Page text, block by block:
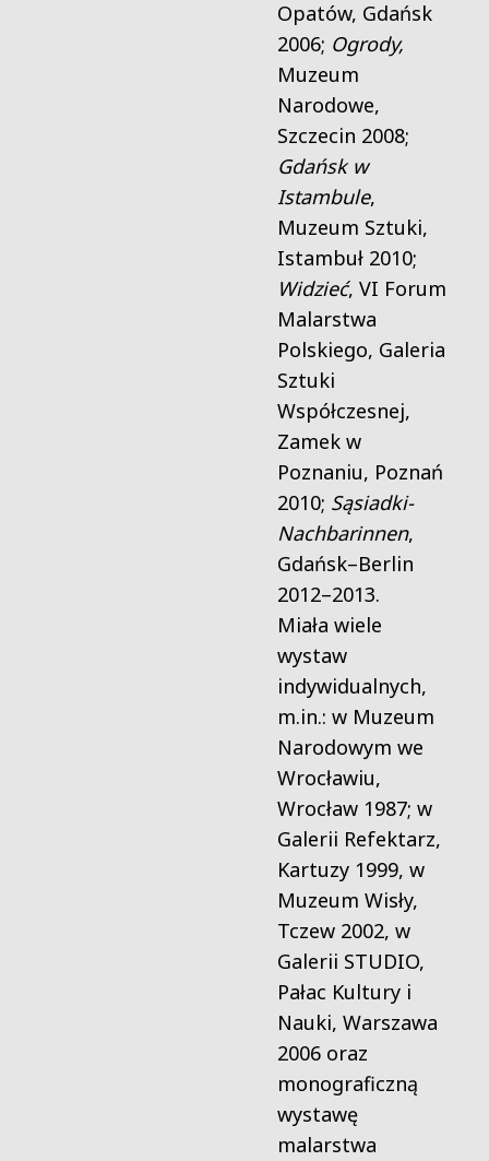
Opatów, Gdańsk
2006; Ogrody,
Muzeum
Narodowe,
Szczecin 2008;
Gdańsk w
Istambule,
Muzeum Sztuki,
Istambuł 2010;
Widzieć, VI Forum
Malarstwa
Polskiego, Galeria
Sztuki
Współczesnej,
Zamek w
Poznaniu, Poznań
2010; Sąsiadki-
Nachbarinnen,
Gdańsk–Berlin
2012–2013.
Miała wiele
wystaw
indywidualnych,
m.in.: w Muzeum
Narodowym we
Wrocławiu,
Wrocław 1987; w
Galerii Refektarz,
Kartuzy 1999, w
Muzeum Wisły,
Tczew 2002, w
Galerii STUDIO,
Pałac Kultury i
Nauki, Warszawa
2006 oraz
monograficzną
wystawę
malarstwa